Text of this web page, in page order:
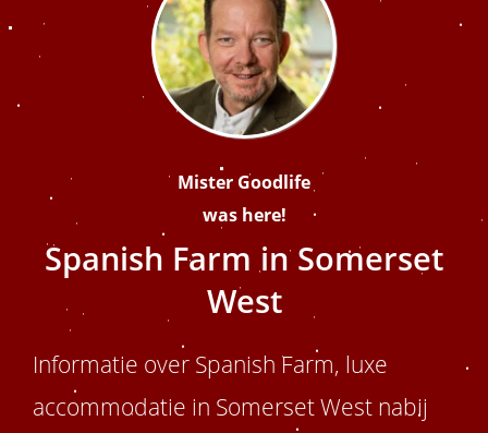
Mister Goodlife
was here!
Spanish Farm in Somerset
West
Informatie over Spanish Farm, luxe
accommodatie in Somerset West nabij